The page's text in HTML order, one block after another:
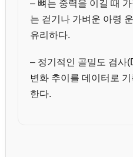
– 뼈는 중력을 이길 때
는 걷기나 가벼운 아령
유리하다.
– 정기적인 골밀도 검사
변화 추이를 데이터로
한다.